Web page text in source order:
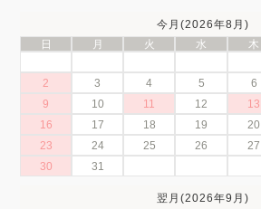
今月(2026年8月)
日
月 火 水 木
2
3 4 5 6
9
10 11 12 13
16
17 18 19 20
23
24 25 26 27
30
31
翌月(2026年9月)